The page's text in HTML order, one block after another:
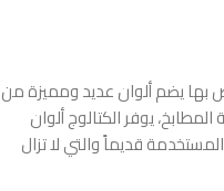
بها يضم ألوان عديد ومميزة من
يوفر الكتالوج ألوان
قديماً والتي لا تزال